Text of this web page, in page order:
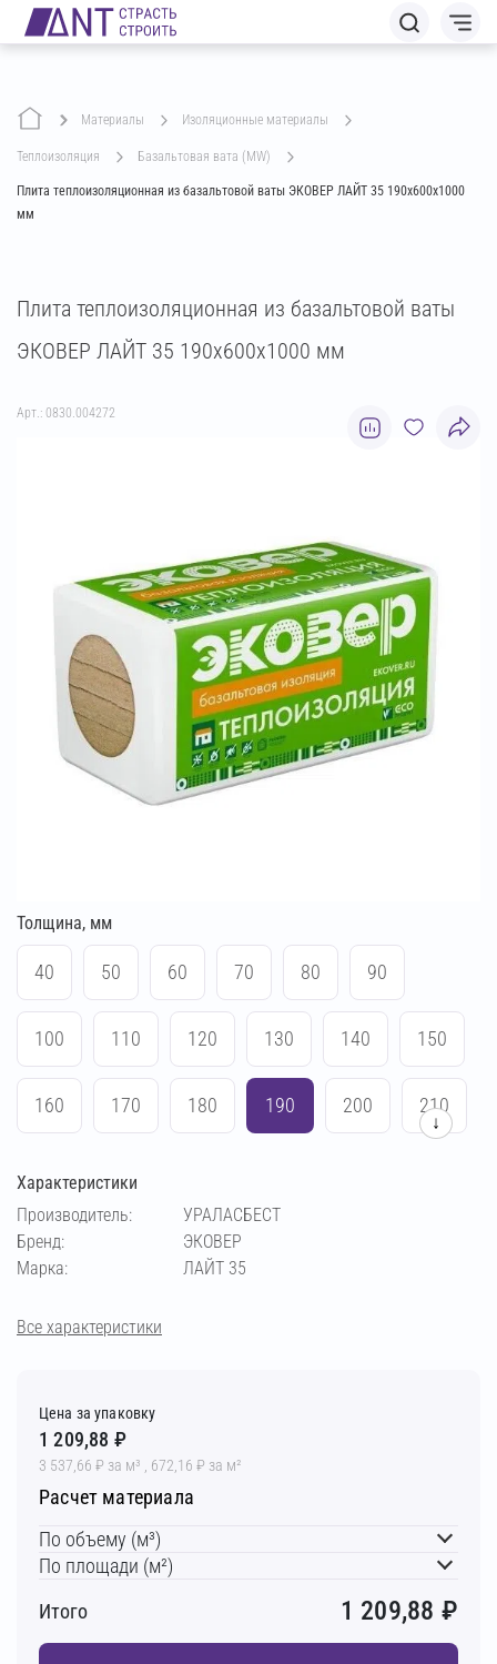
Материалы изоляционные материалы
теплоизоляция базальтовая вата (MW)
Плита теплоизоляционная из базальтовой ваты ЭКОВЕР ЛАЙТ 35 190х600х1000
мм
Плита теплоизоляционная из базальтовой ваты
ЭКОВЕР ЛАЙТ 35 190х600х1000 мм
Арт.: 0830.004272
Толщина, мм
40 50 60 70 80 90
100 110 120 130 140 150
160 170 180 190 200 210
↓
Характеристики
Производитель:
УРАЛАСБЕСТ
Бренд:
ЭКОВЕР
Марка:
ЛАЙТ 35
Все характеристики
Цена за упаковку
1 209,88 ₽
3 537,66 ₽ за м³ , 672,16 ₽ за м²
Расчет материала
По объему (м³)
По площади (м²)
Итого
1 209,88 ₽